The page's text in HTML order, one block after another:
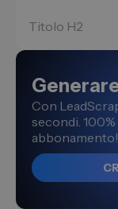
Titolo H2
Con
secondi.
abbonamento!